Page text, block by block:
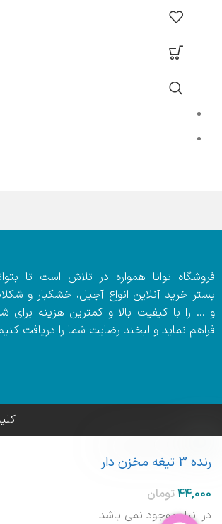
فروشگاه توانا همواره در تلاش است تا
بستر خرید آنلاین انواع آجیل، خشکبار و
و … را با کیفیت بالا و کمترین هزینه برای
فراهم نماید و لبخند رضایت شما را دریافت
رنده 3 تیغه مخزن دار
در انبار موجود نمی باشد